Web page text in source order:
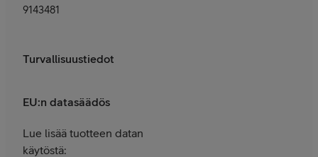
9143481
Turvallisuustiedot
EU:n datasäädös
Lue lisää tuotteen datan
käytöstä: